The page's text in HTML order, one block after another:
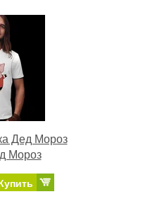
Дед Мороз
Мороз